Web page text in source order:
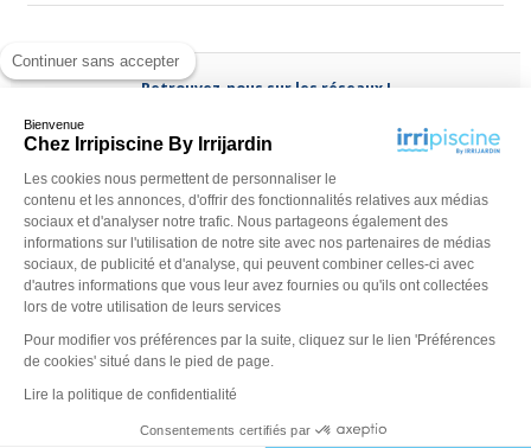
Continuer sans accepter
Bienvenue
Chez Irripiscine By Irrijardin
Les cookies nous permettent de personnaliser le
contenu et les annonces, d'offrir des fonctionnalités relatives aux médias
sociaux et d'analyser notre trafic. Nous partageons également des
informations sur l'utilisation de notre site avec nos partenaires de médias
sociaux, de publicité et d'analyse, qui peuvent combiner celles-ci avec
d'autres informations que vous leur avez fournies ou qu'ils ont collectées
lors de votre utilisation de leurs services
Pour modifier vos préférences par la suite, cliquez sur le lien 'Préférences
de cookies' situé dans le pied de page.
Lire la politique de confidentialité
Consentements certifiés par
Retrouvez-nous sur les réseaux !
Besoin d'aide ?
0970 818 918 (appel non surtaxé)
Du lundi au vendredi de9 h - 13 hà14 h - 18 h ou contactez-
nous vianotre formulaire